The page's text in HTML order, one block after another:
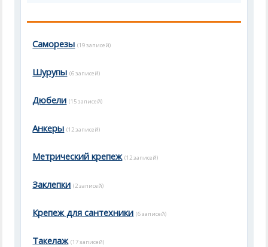
Саморезы (19 записей)
Шурупы (6 записей)
Дюбели (15 записей)
Анкеры (12 записей)
Метрический крепеж (12 записей)
Заклепки (2 записей)
Крепеж для сантехники (6 записей)
Такелаж (17 записей)